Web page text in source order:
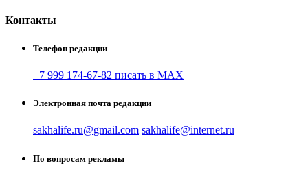
Контакты
Телефон редакции
+7 999 174-67-82 писать в MAX
Электронная почта редакции
sakhalife.ru@gmail.com sakhalife@internet.ru
По вопросам рекламы